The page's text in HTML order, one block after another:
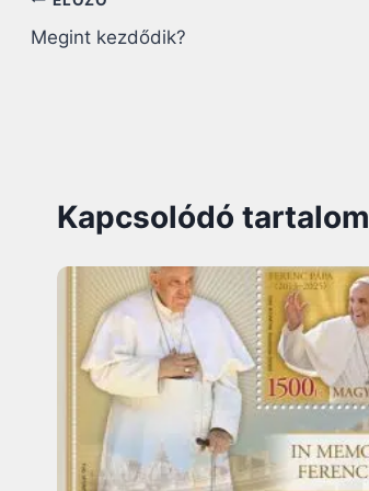
navigáció
Megint kezdődik?
Kapcsolódó tartalom